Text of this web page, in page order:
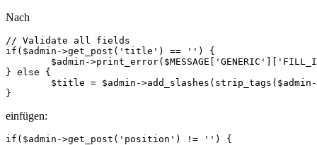
Nach
// Validate all fields
if($admin->get_post('title') == '') {
} else {
}
einfügen:
if($admin->get_post('position') != '') {